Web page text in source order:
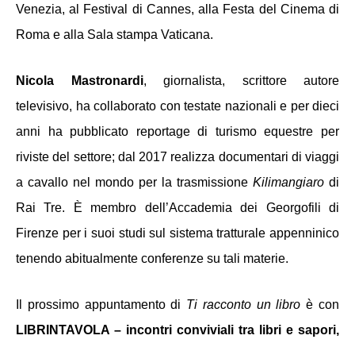
Venezia, al Festival di Cannes, alla Festa del Cinema di
Roma e alla Sala stampa Vaticana.
Nicola Mastronardi, giornalista, scrittore autore
televisivo, ha collaborato con testate nazionali e per dieci
anni ha pubblicato reportage di turismo equestre per
riviste del settore; dal 2017 realizza documentari di viaggi
a cavallo nel mondo per la trasmissione Kilimangiaro di
Rai Tre. È membro dell’Accademia dei Georgofili di
Firenze per i suoi studi sul sistema tratturale appenninico
tenendo abitualmente conferenze su tali materie.
Il prossimo appuntamento di Ti racconto un libro